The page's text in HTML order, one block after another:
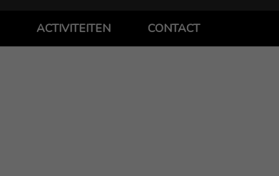
ACTIVITEITEN CONTACT